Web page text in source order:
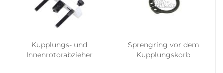
Kupplungs- und
Innenrotorabzieher
Sprengring vor dem
Kupplungskorb